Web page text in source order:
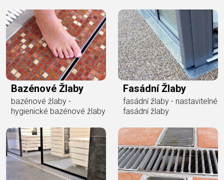
Bazénové Žlaby
bazénové žlaby -
hygienické bazénové žlaby
Fasádní Žlaby
fasádní žlaby - nastavitelné
fasádní žlaby